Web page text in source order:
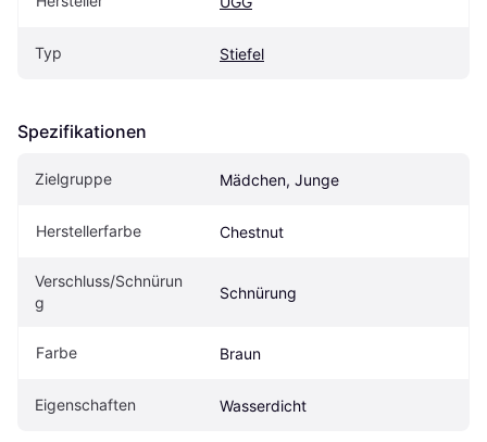
Typ Stiefel
Spezifikationen
Zielgruppe Mädchen, Junge
Herstellerfarbe Chestnut
Verschluss/Schnürun
g
Schnürung
Farbe Braun
Eigenschaften Wasserdicht